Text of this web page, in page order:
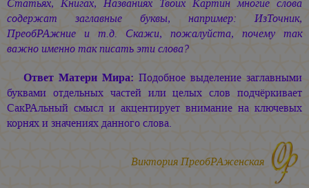
содержат заглавные буквы, например: ИзТочник,
ПреобРАжние и т.д. Скажи, пожалуйста, почему так
важно именно так писать эти слова?
Ответ Матери Мира: Подобное выделение заглавными
буквами отдельных частей или целых слов подчёркивает
СакРАльный смысл и акцентирует внимание на ключевых
корнях и значениях данного слова.
Виктория ПреобРАженская